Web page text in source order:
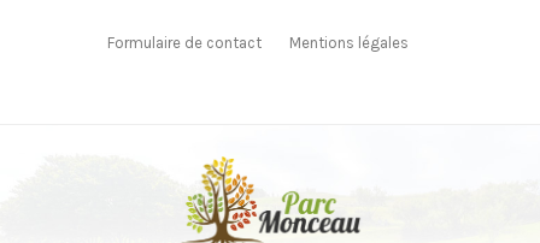
Formulaire de contact Mentions légales